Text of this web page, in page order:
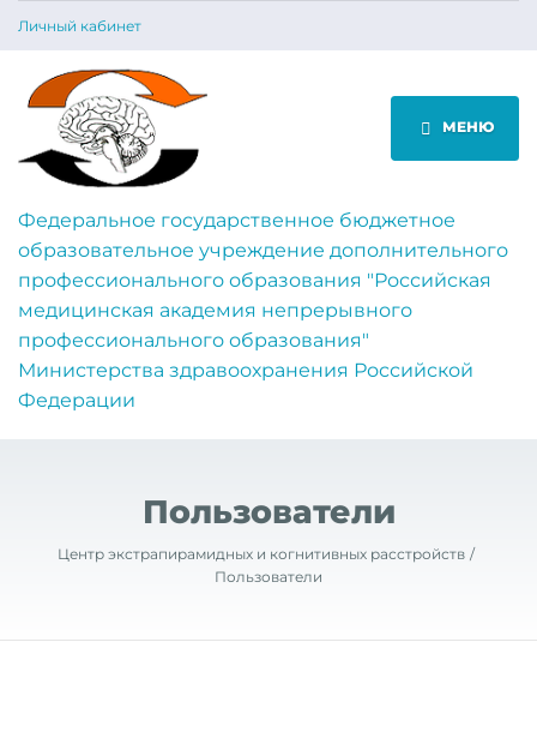
Личный кабинет
МЕНЮ
Федеральное государственное бюджетное
образовательное учреждение дополнительного
профессионального образования "Российская
медицинская академия непрерывного
профессионального образования"
Министерства здравоохранения Российской
Федерации
Пользователи
Центр экстрапирамидных и когнитивных расстройств
Пользователи